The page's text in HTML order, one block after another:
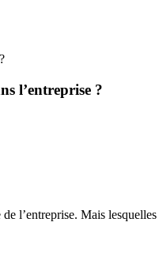
l’entreprise ?
l’entreprise. Mais